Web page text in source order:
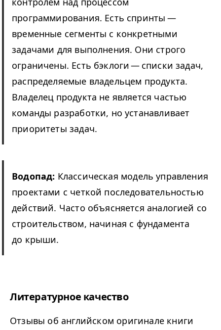
программирования. Есть спринты —
временные сегменты с конкретными
задачами для выполнения. Они строго
ограничены. Есть бэклоги — списки задач,
распределяемые владельцем продукта.
Владелец продукта не является частью
команды разработки, но устанавливает
приоритеты задач.
Водопад: Классическая модель управления
проектами с четкой последовательностью
действий. Часто объясняется аналогией со
строительством, начиная с фундамента
до крыши.
Литературное качество
Отзывы об английском оригинале книги